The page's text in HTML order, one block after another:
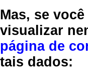
Mas, se
visualizar
página de
tais dados: